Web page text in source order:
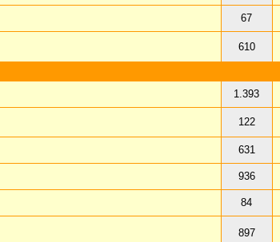
67
610
1.393
122
631
936
84
897